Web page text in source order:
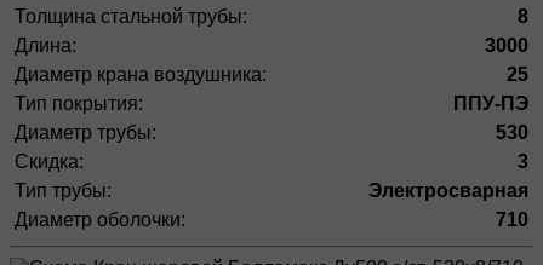
Толщина стальной трубы:
8
Длина:
3000
Диаметр крана воздушника:
25
Тип покрытия:
ППУ-ПЭ
Диаметр трубы:
530
Скидка:
3
Тип трубы:
Электросварная
Диаметр оболочки:
710